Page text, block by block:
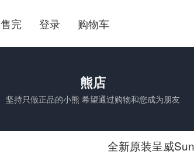
售完 登录 购物车
熊店
坚持只做正品的小熊 希望通过购物和您成为朋友
全新原装呈威